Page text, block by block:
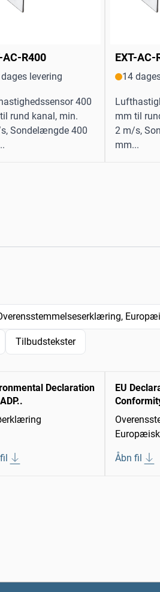
AC-R400
levering
400
rund kanal, min.
Sondelængde 400
EXT-AC-
14
mm til
2 m/s,
mm...
Tilbudstekster
Declaration
EU
Åbn fil